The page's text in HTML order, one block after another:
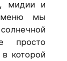
мидии и
мы
просто
которой